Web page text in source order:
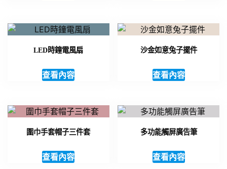
LED時鐘電風扇
查看內容
沙金如意兔子擺件
查看內容
圍巾手套帽子三件套
查看內容
多功能觸屏廣告筆
查看內容